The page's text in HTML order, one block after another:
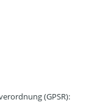
(GPSR):